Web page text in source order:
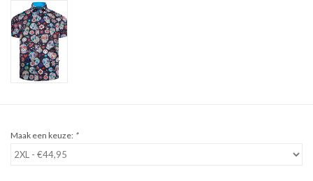
JACKS / JASSEN
WERKKLEDING
OVERIG
Maak een keuze: *